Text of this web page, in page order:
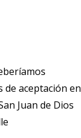
de aceptación en
Juan de Dios